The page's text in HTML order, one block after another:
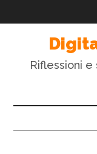
Riflessioni